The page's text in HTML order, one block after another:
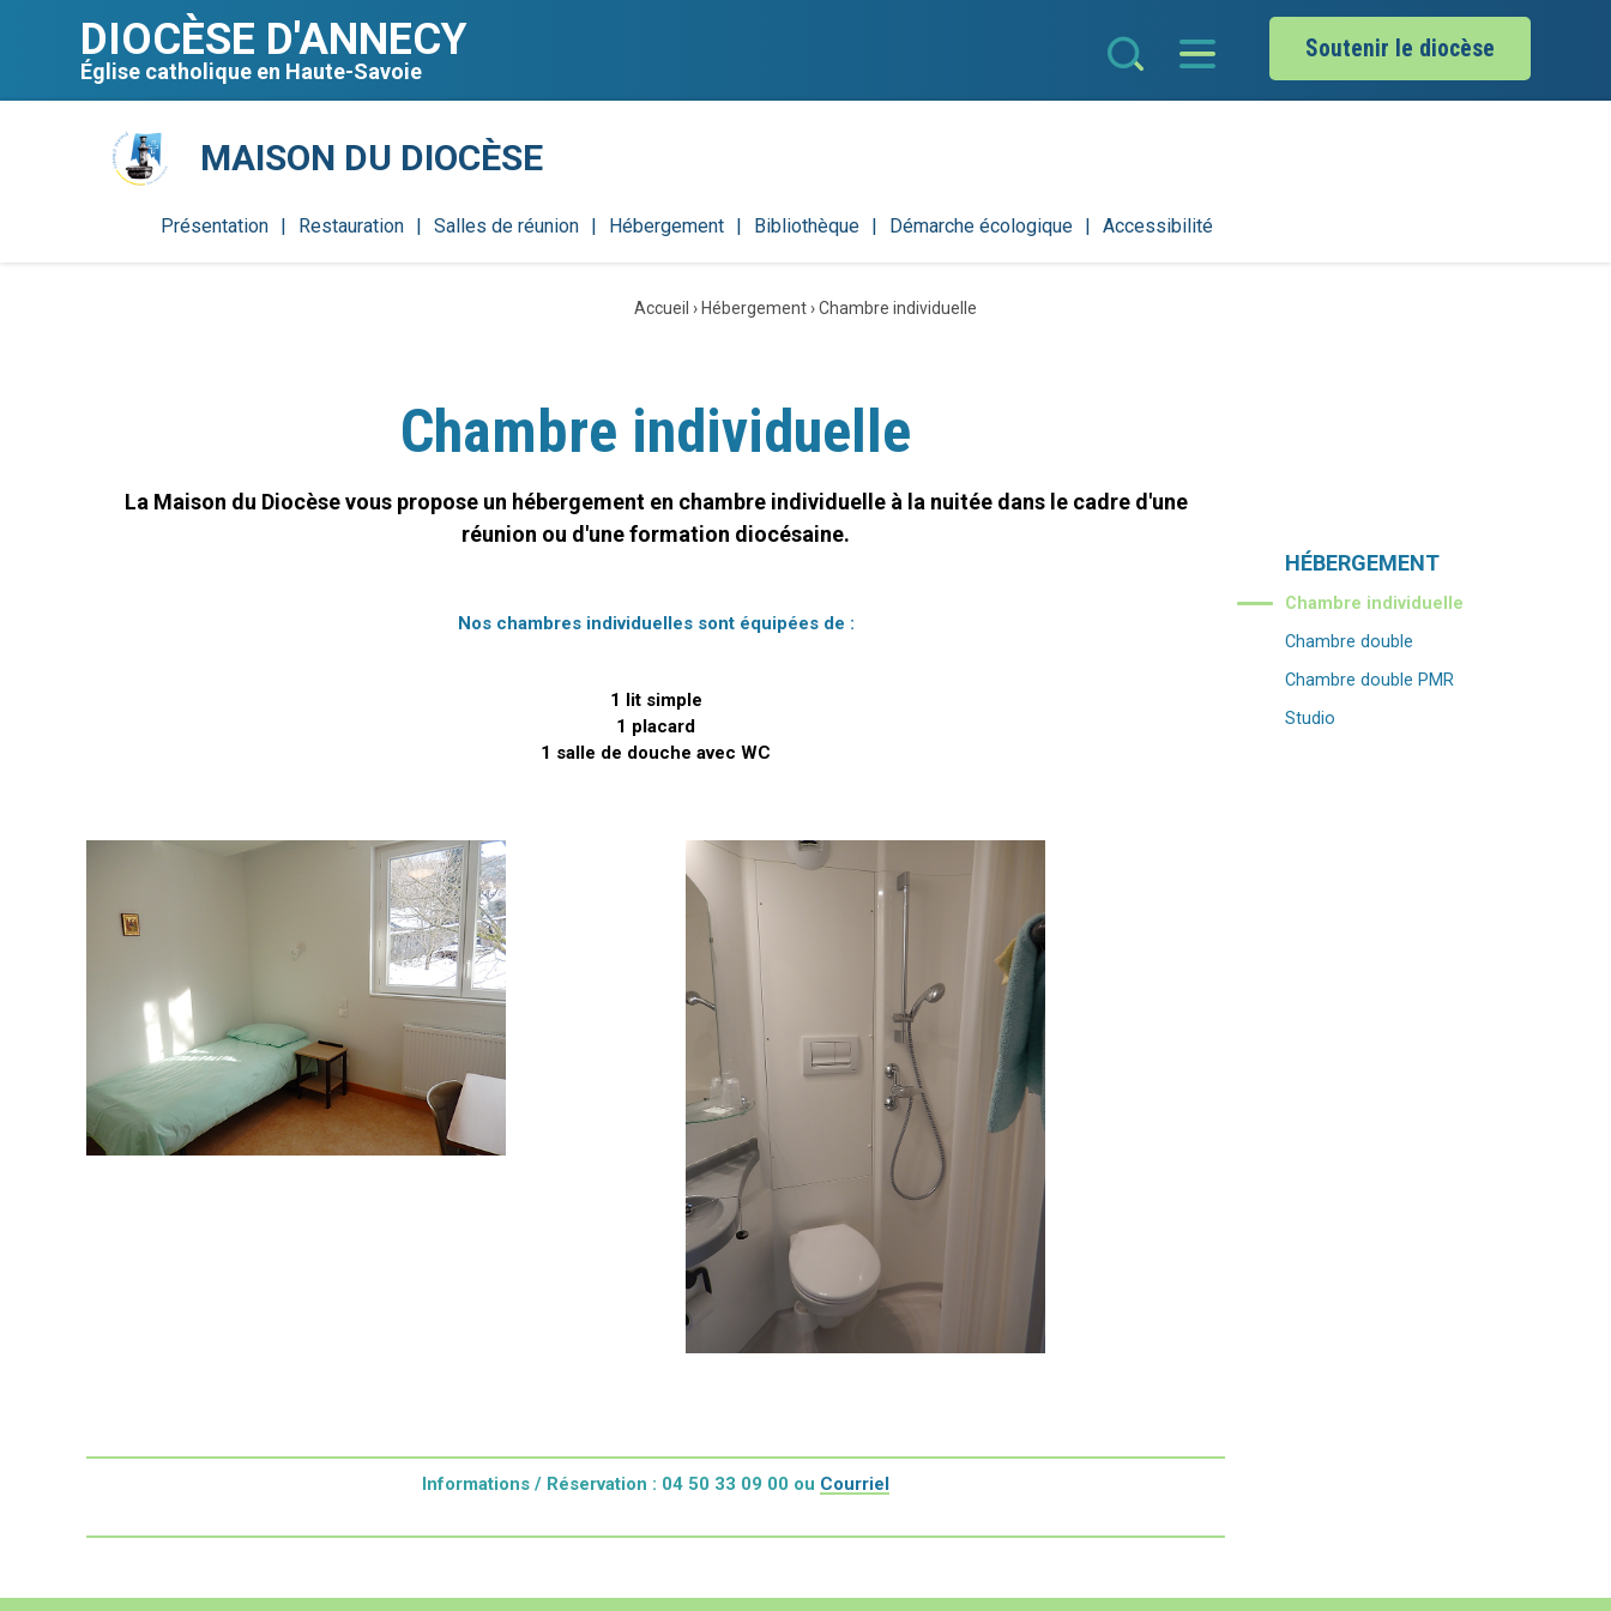
DIOCÈSE D'ANNECY
Église catholique en Haute-Savoie
Soutenir le diocèse
MAISON DU DIOCÈSE
Présentation Restauration Salles de réunion Hébergement Bibliothèque Démarche écologique Accessibilité
Accueil › Hébergement ›Chambre individuelle
Navigation
HÉBERGEMENT
Chambre individuelle
Chambre double
Chambre double PMR
Studio
Chambre individuelle
La Maison du Diocèse vous propose un hébergement en chambre individuelle à la nuitée dans le cadre d'une
réunion ou d'une formation diocésaine.
Nos chambres individuelles sont équipées de :
1 lit simple
1 placard
1 salle de douche avec WC
Informations / Réservation : 04 50 33 09 00 ou Courriel